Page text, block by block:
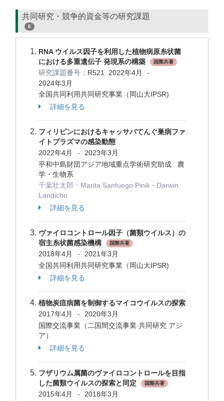
共同研究・競争的資金等の研究課題
6
RNA ウイルス因子を利用した植物病原糸状菌
における多重遺伝子 発現系の構築
国際共著
研究課題番号： R521 2022年4月 -
2024年3月
全国共同利用共同研究事業（岡山大IPSR)
詳細を見る
フィリピンにおけるキャッサバてんぐ巣病ファ
イトプラズマの感染動態
2022年4月
-
2023年3月
平和中島財団アジア地域重点学術研究助成 農
学・生物系
千葉壮太郎・Marita Sanfuego Pinili・Darwin
Landicho
詳細を見る
ヴァイロコントロール因子（菌類ウイルス）の
宿主糸状菌感染機構
国際共著
2018年4月 -
2021年3月
全国共同利用共同研究事業（岡山大IPSR)
詳細を見る
植物炭疽病菌を制御するマイコウイルスの探索
2017年4月
-
2020年3月
国際交流事業（二国間交流事業 共同研究 アジ
ア）
詳細を見る
フザリウム属菌のヴァイロコントロールを目指
した菌類ウイルスの探索と同定
国際共著
2015年4月 -
2018年3月